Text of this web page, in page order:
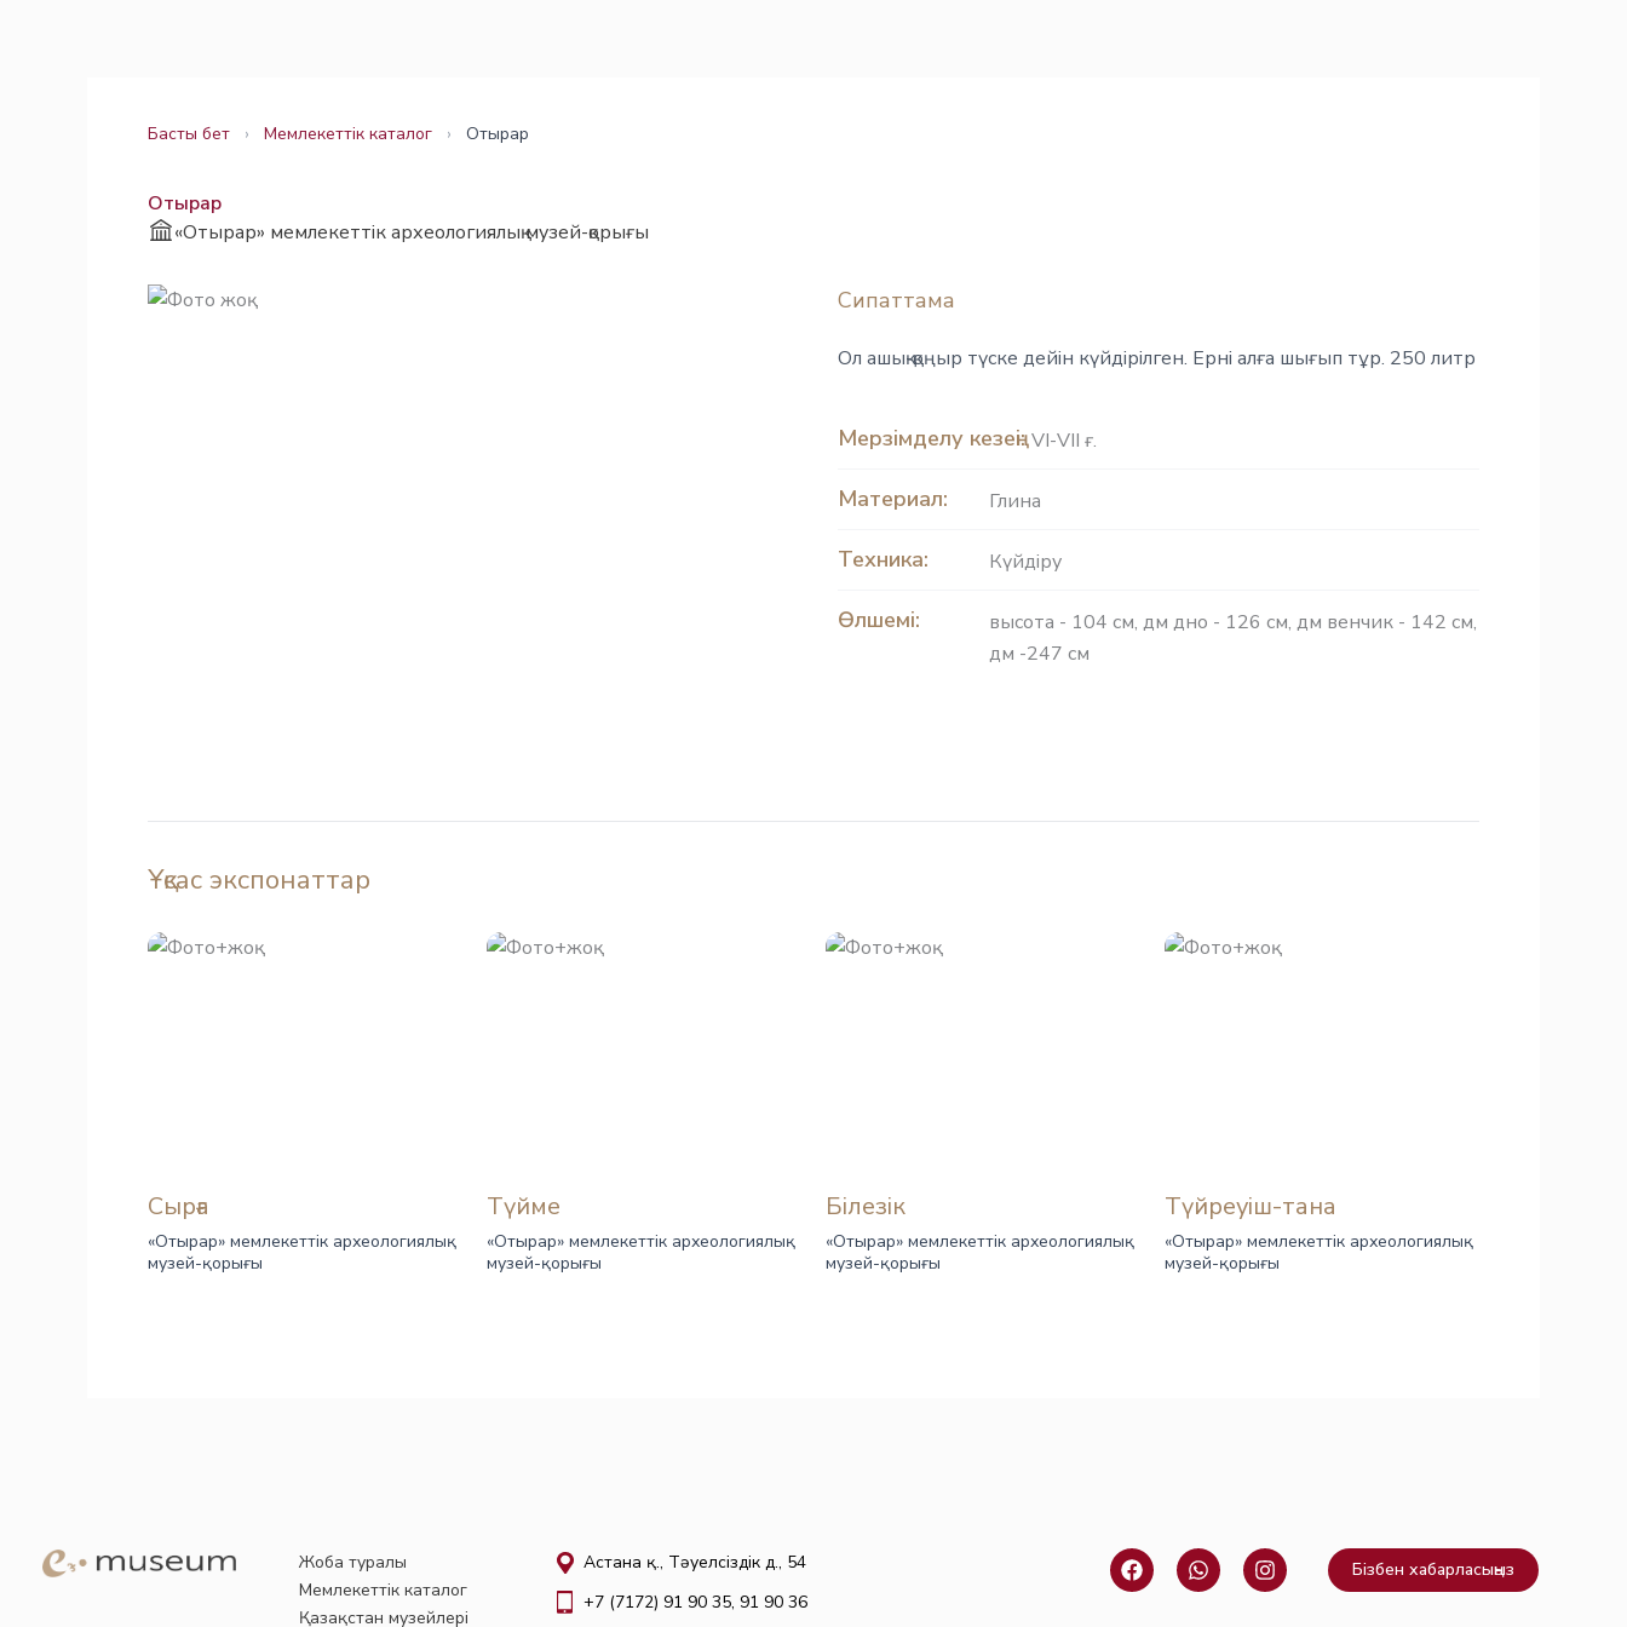
Басты бет › Мемлекеттік каталог › Отырар
Отырар
«Отырар» мемлекеттік археологиялық музей-қорығы
Сипаттама
Ол ашық-қоңыр түске дейін күйдірілген. Ерні алға шығып тұр. 250 литр
Мерзімделу кезеңі: VІ-VІІ ғ.
Материал: Глина
Техника: Күйдіру
Өлшемі:
высота - 104 см, дм дно - 126 см, дм венчик - 142 см,
дм -247 см
Ұқсас экспонаттар
Сырға
«Отырар» мемлекеттік археологиялық
музей-қорығы
Түйме
«Отырар» мемлекеттік археологиялық
музей-қорығы
Білезік
«Отырар» мемлекеттік археологиялық
музей-қорығы
Түйреуіш-тана
«Отырар» мемлекеттік археологиялық
музей-қорығы
Жоба туралы
Мемлекеттік каталог
Қазақстан музейлері
Астана қ., Тәуелсіздік д., 54
+7 (7172) 91 90 35, 91 90 36
F
a
c
W
h
a
I
n
s
Бізбен хабарласыңыз